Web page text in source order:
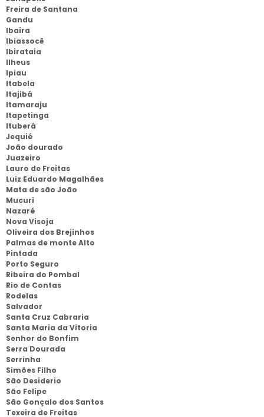
Freira de Santana
Gandu
Ibaira
Ibiassocê
Ibirataia
Ilheus
Ipiau
Itabela
Itajibá
Itamaraju
Itapetinga
Ituberá
Jequié
João dourado
Juazeiro
Lauro de Freitas
Luiz Eduardo Magalhães
Mata de são João
Mucuri
Nazaré
Nova Visoja
Oliveira dos Brejinhos
Palmas de monte Alto
Pintada
Porto Seguro
Ribeira do Pombal
Rio de Contas
Rodelas
Salvador
Santa Cruz Cabraria
Santa Maria da Vitoria
Senhor do Bonfim
Serra Dourada
Serrinha
Simões Filho
São Desiderio
São Felipe
São Gonçalo dos Santos
Texeira de Freitas